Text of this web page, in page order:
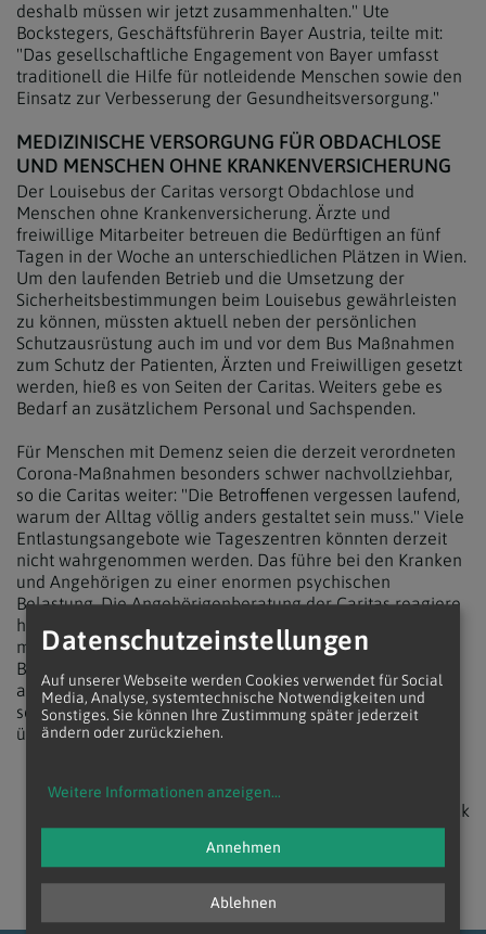
deshalb müssen wir jetzt zusammenhalten." Ute
Bockstegers, Geschäftsführerin Bayer Austria, teilte mit:
"Das gesellschaftliche Engagement von Bayer umfasst
traditionell die Hilfe für notleidende Menschen sowie den
Einsatz zur Verbesserung der Gesundheitsversorgung."
MEDIZINISCHE VERSORGUNG FÜR OBDACHLOSE
UND MENSCHEN OHNE KRANKENVERSICHERUNG
Der Louisebus der Caritas versorgt Obdachlose und
Menschen ohne Krankenversicherung. Ärzte und
freiwillige Mitarbeiter betreuen die Bedürftigen an fünf
Tagen in der Woche an unterschiedlichen Plätzen in Wien.
Um den laufenden Betrieb und die Umsetzung der
Sicherheitsbestimmungen beim Louisebus gewährleisten
zu können, müssten aktuell neben der persönlichen
Schutzausrüstung auch im und vor dem Bus Maßnahmen
zum Schutz der Patienten, Ärzten und Freiwilligen gesetzt
werden, hieß es von Seiten der Caritas. Weiters gebe es
Bedarf an zusätzlichem Personal und Sachspenden.
Für Menschen mit Demenz seien die derzeit verordneten
Corona-Maßnahmen besonders schwer nachvollziehbar,
so die Caritas weiter: "Die Betroffenen vergessen laufend,
warum der Alltag völlig anders gestaltet sein muss." Viele
Entlastungsangebote wie Tageszentren könnten derzeit
nicht wahrgenommen werden. Das führe bei den Kranken
und Angehörigen zu einer enormen psychischen
Belastung. Die Angehörigenberatung der Caritas reagiere
hier mit telefonischer Unterstützung und Beratung sowie
mit Video-Austauschgruppen für Angehörige. "Intensive
Begleitung, psychosoziale Beratung und Gespräche mit
anderen Betroffenen können Mut machen und hilfreich
sein, um nicht von Trauer, Verzweiflung und Erschöpfung
überwältigt zu werden", so die Caritas.
zurück
Datenschutzeinstellungen
Auf unserer Webseite werden Cookies verwendet für Social
Media, Analyse, systemtechnische Notwendigkeiten und
Sonstiges. Sie können Ihre Zustimmung später jederzeit
ändern oder zurückziehen.
Weitere Informationen anzeigen...
Ablehnen
Annehmen